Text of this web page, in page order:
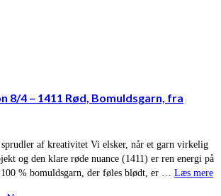
8/4 – 1411 Rød, Bomuldsgarn, fra
af kreativitet Vi elsker, når et garn virkelig
og den klare røde nuance (1411) er ren energi på
% bomuldsgarn, der føles blødt, er … Læs mere